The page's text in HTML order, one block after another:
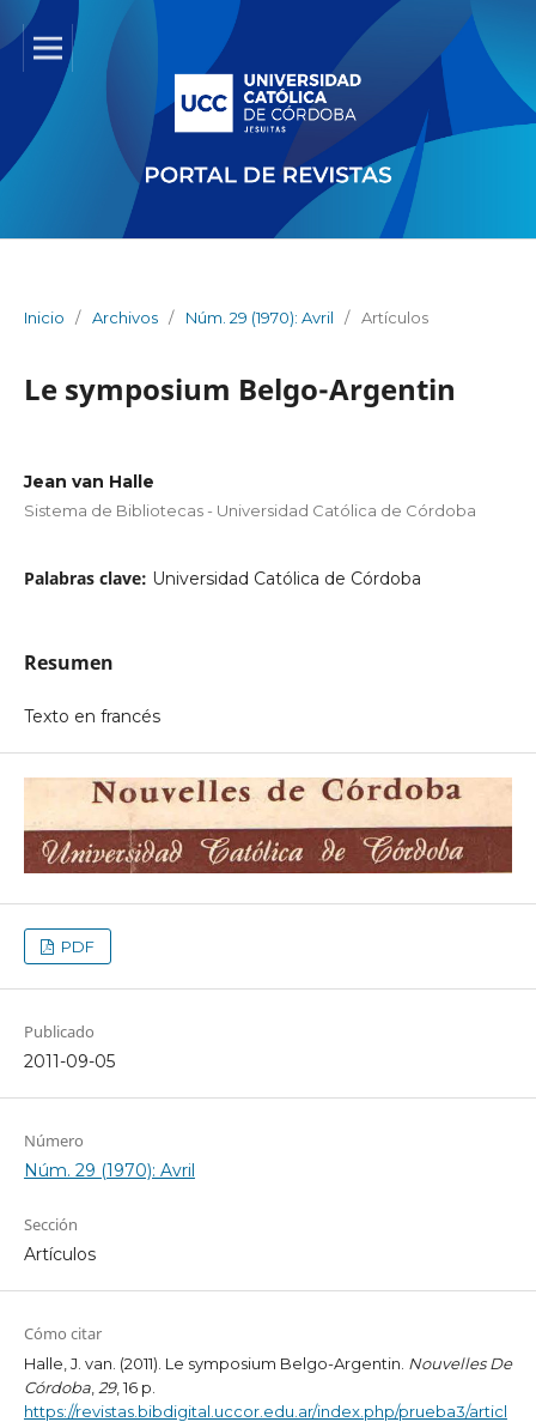
Inicio / Archivos / Núm. 29 (1970): Avril / Artículos
Le symposium Belgo-Argentin
Jean van Halle
Sistema de Bibliotecas - Universidad Católica de Córdoba
Palabras clave: Universidad Católica de Córdoba
Resumen
Texto en francés
PDF
Publicado
2011-09-05
Número
Núm. 29 (1970): Avril
Sección
Artículos
Cómo citar
Halle, J. van. (2011). Le symposium Belgo-Argentin. Nouvelles De
Córdoba, 29, 16 p.
https://revistas.bibdigital.uccor.edu.ar/index.php/prueba3/articl